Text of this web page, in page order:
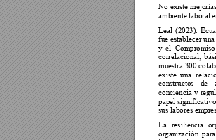
No existe m
ambiente laboral
Leal (2023).
fue establecer un
y el Compromiso
correlacional,
muestra 300
existe una relació
constructos
de
conciencia y
papel
sus labores empre
La resiliencia
organización para